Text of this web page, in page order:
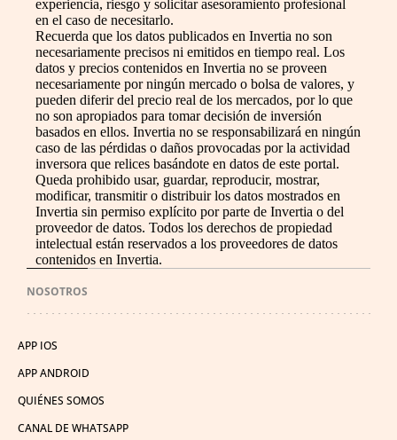
experiencia, riesgo y solicitar asesoramiento profesional
en el caso de necesitarlo.
Recuerda que los datos publicados en Invertia no son
necesariamente precisos ni emitidos en tiempo real. Los
datos y precios contenidos en Invertia no se proveen
necesariamente por ningún mercado o bolsa de valores, y
pueden diferir del precio real de los mercados, por lo que
no son apropiados para tomar decisión de inversión
basados en ellos. Invertia no se responsabilizará en ningún
caso de las pérdidas o daños provocadas por la actividad
inversora que relices basándote en datos de este portal.
Queda prohibido usar, guardar, reproducir, mostrar,
modificar, transmitir o distribuir los datos mostrados en
Invertia sin permiso explícito por parte de Invertia o del
proveedor de datos. Todos los derechos de propiedad
intelectual están reservados a los proveedores de datos
contenidos en Invertia.
NOSOTROS
APP IOS
APP ANDROID
QUIÉNES SOMOS
CANAL DE WHATSAPP